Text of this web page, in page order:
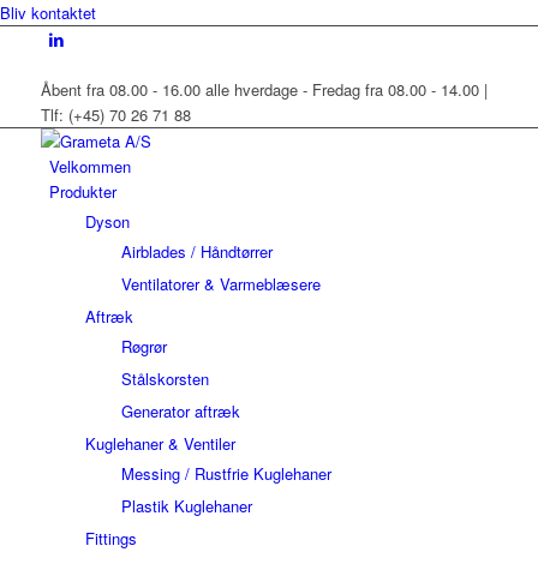
Bliv kontaktet
Åbent fra 08.00 - 16.00 alle hverdage - Fredag fra 08.00 - 14.00 |
Tlf: (+45) 70 26 71 88
Velkommen
Produkter
Dyson
Airblades / Håndtørrer
Ventilatorer & Varmeblæsere
Aftræk
Røgrør
Stålskorsten
Generator aftræk
Kuglehaner & Ventiler
Messing / Rustfrie Kuglehaner
Plastik Kuglehaner
Fittings